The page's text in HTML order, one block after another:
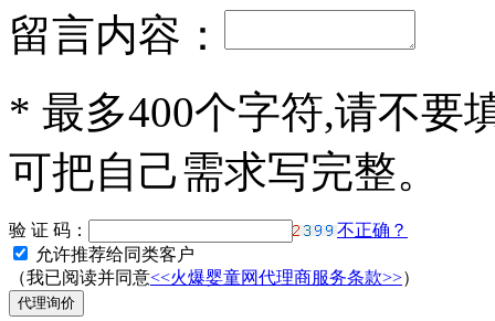
留言内容：
* 最多400个字符,请不要
可把自己需求写完整。
验 证 码：
不正确？
允许推荐给同类客户
（我已阅读并同意<<火爆婴童网代理商服务条款>>）